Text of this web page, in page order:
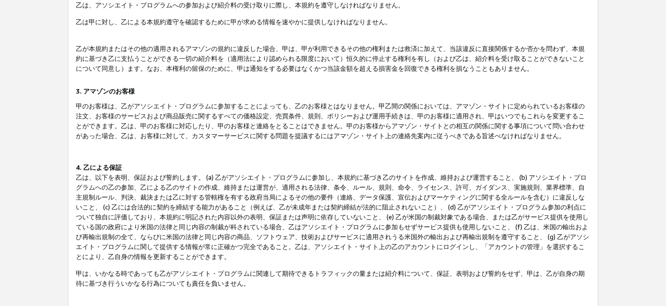
乙は、アソシエイト・プログラムへの参加および紹介料の受け取りに際し、本規約を遵守しなければなりません。
乙は甲に対し、乙による本規約遵守を確認するために甲が求める情報を速やかに提供しなければなりません。
乙が本規約またはその他の適用されるアマゾンの規約に違反した場合、甲は、甲が利用できるその他の権利または救済に加えて、当該違反に直接関係するか否かを問わず、本規
約に基づき乙に支払うことができる一切の紹介料を（適用法により認められる限度において）恒久的に停止する権利を有し（および乙は、紹介料を受け取ることができないこと
について同意し）ます。なお、本権利の留保のために、甲は通知をする必要はなくかつ当該金額を超える損害金を回復できる権利を損なうこともありません。
3. アマゾンのお客様
甲のお客様は、乙がアソシエイト・プログラムに参加することによっても、乙のお客様とはなりません。甲乙間の関係においては、アマゾン・サイトに定められているお客様の
注文、お客様のサービスおよび商品販売に関するすべての価格設定、売買条件、規則、ポリシーおよび運用手続きは、甲のお客様に適用され、甲はいつでもこれらを変更するこ
とができます。乙は、甲のお客様に対応したり、甲のお客様と連絡をとることはできません。甲のお客様からアマゾン・サイトとの相互の関係に関する事項について問い合わせ
があった場合、乙は、お客様に対して、カスタマーサービスに関する問題を提議するにはアマゾン・サイト上の連絡先案内に従うべきである旨述べなければなりません。
4. 乙による保証
乙は、以下を表明、保証および誓約します。 (a) 乙がアソシエイト・プログラムに参加し、本規約に基づき乙のサイトを作成、維持および運営すること、 (b) アソシエイト・プロ
グラムへの乙の参加、乙による乙のサイトの作成、維持または運営が、適用される法律、条令、ルール、規則、命令、ライセンス、許可、ガイダンス、実施規則、業界標準、自
主規制ルール、判決、裁決または乙に対する管轄権を有する政府当局によるその他の要件（連絡、データ保護、宣伝およびマーケティングに関する全ルールを含む）に違反しな
いこと、 (c) 乙には合法的に契約を締結する能力があること（例えば、乙が未成年または契約締結が法的に阻止されないこと）、 (d) 乙がアソシエイト・プログラム参加の利点に
ついて独自に評価しており、本規約に明記された内容以外の表明、保証または声明に依存していないこと、 (e) 乙が米国の制裁対象である場合、または乙がサービス提供を使用し
ている国の政府により米国の法律と同じ内容の制裁が科されている場合、乙はアソシエイト・プログラムに参加もせずサービス提供も使用しないこと、 (f) 乙は、米国の輸出およ
び再輸出規制の全て、ならびに米国の法律と同じ内容の商品、ソフトウェア、技術およびサービスに適用されうる米国外の輸出および再輸出規制を遵守すること、 (g) 乙がアソシ
エイト・プログラムに関して提供する情報が常に正確かつ完全であること。乙は、アソシエイト・サイト上の乙のアカウントにログインし、「アカウントの管理」を選択するこ
とにより、乙自身の情報を更新することができます。
甲は、いかなる時であっても乙がアソシエイト・プログラムに関連して期待できるトラフィックの量または紹介料について、保証、表明および誓約をせず、甲は、乙が自身の期
待に基づき行ういかなる行為についても責任を負いません。